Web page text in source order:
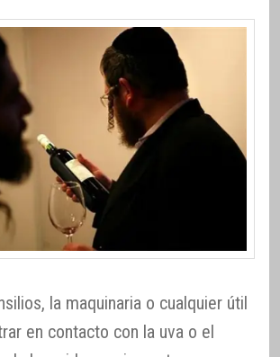
la maquinaria o cualquier útil
en contacto con la uva o el